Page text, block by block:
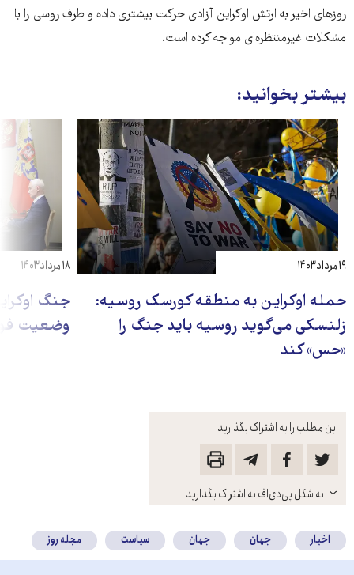
این مطلب را به اشتراک بگذارید
باز
کنید
به شکل پی‌دی‌اف به اشتراک بگذارید
روزهای اخیر به ارتش اوکراین آزادی حرکت بیشتری داده و طرف روسی را با
مشکلات غیرمنتظره‌ای مواجه کرده است.
بیشتر بخوانید:
حمله اوکراین به منطقه کورسک روسیه:
زلنسکی می‌گوید روسیه باید جنگ را
«حس» کند
۱۹ مرداد ۱۴۰۳
جنگ
وضعیت
۱۸ مرداد ۱۴۰۳
اخبار جهان جهان سیاست مجله روز